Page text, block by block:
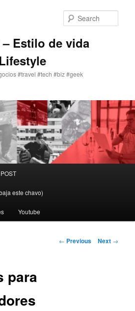
Estilo de vida
#travel #tech #biz #geek
POST
este chavo)
Youtube
Post
← Previous Next →
para